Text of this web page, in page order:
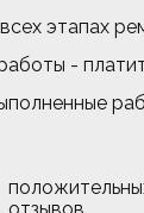
этапах
-